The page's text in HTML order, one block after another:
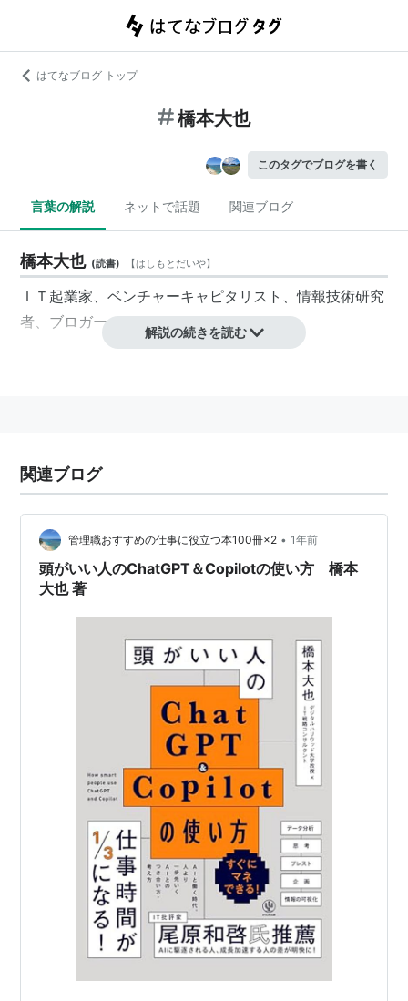
はてなブログ トップ
橋本大也
このタグでブログを書く
言葉の解説 ネットで話題 関連ブログ
橋本大也 (読書) 【はしもとだいや】
ＩＴ起業家、ベンチャーキャピタリスト、情報技術研究
者、ブロガー。
解説の続きを読む
関連ブログ
管理職おすすめの仕事に役立つ本100冊×2 • 1年前
頭がいい人のChatGPT＆Copilotの使い方 橋本
大也 著